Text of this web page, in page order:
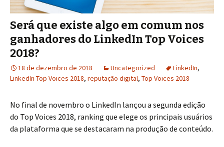
Será que existe algo em comum nos
ganhadores do LinkedIn Top Voices
2018?
18 de dezembro de 2018 Uncategorized LinkedIn,
LinkedIn Top Voices 2018, reputação digital, Top Voices 2018
No final de novembro o LinkedIn lançou a segunda edição
do Top Voices 2018, ranking que elege os principais usuários
da plataforma que se destacaram na produção de conteúdo.